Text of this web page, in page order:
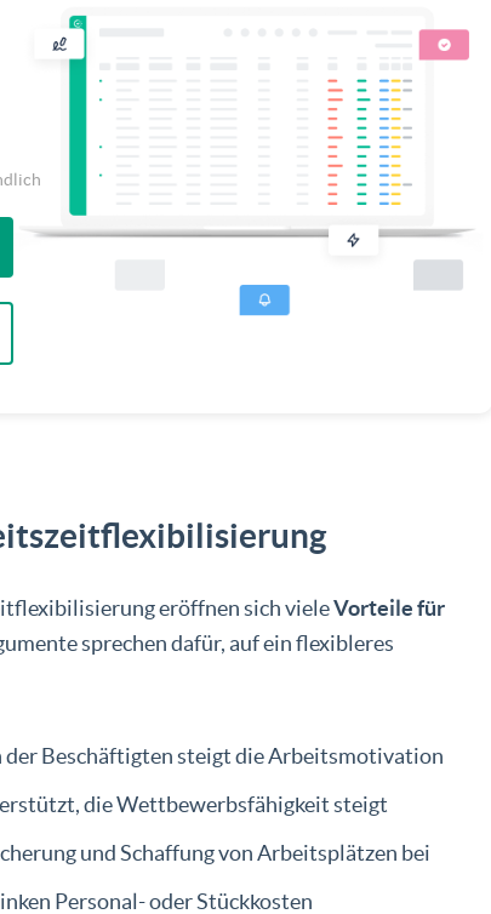
eröffnen sich vieleVorteile für
sprechen dafür, auf ein flexibleres
der Beschäftigten steigt die Arbeitsmotivation
die Wettbewerbsfähigkeit steigt
und Schaffung von Arbeitsplätzen bei
Personal- oder Stückkosten